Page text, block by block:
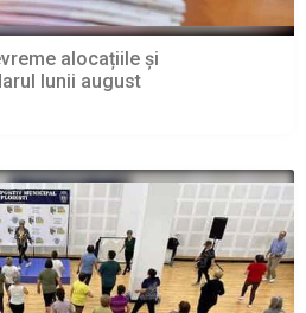
alocațiile și
lunii august